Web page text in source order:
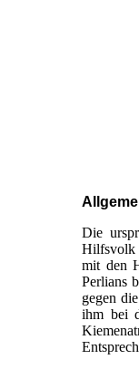
Die
Hilfsvolk
mit den
Perlians
gegen
ihm bei